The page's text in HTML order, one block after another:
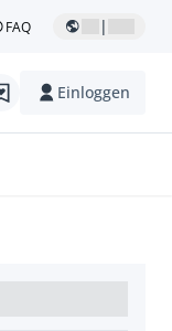
FAQ |
Einloggen